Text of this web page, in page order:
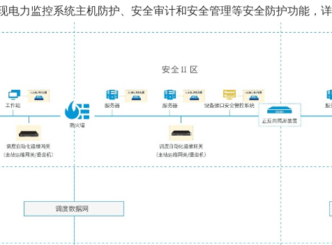
电力监控系统主机防护、安全审计和安全管理等安全防护功能，